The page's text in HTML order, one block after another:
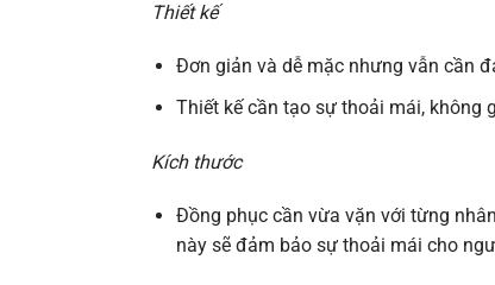
Thiết kế
Đơn giản và dễ mặc nhưng vẫn cần
Thiết kế cần tạo sự thoải mái, không
Kích thước
Đồng phục cần vừa vặn với từng
này sẽ đảm bảo sự thoải mái cho